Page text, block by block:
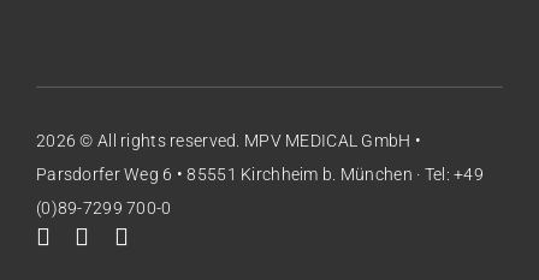
2026 © All rights reserved. MPV MEDICAL GmbH •
Parsdorfer Weg 6 • 85551 Kirchheim b. München · Tel: +49
(0)89-7299 700-0